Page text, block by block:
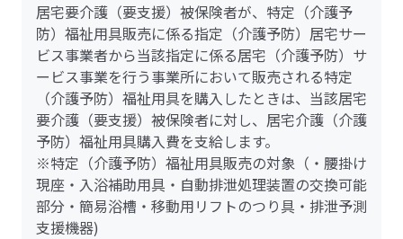
居宅要介護（要支援）被保険者が、特定（介護予
防）福祉用具販売に係る指定（介護予防）居宅サー
ビス事業者から当該指定に係る居宅（介護予防）サ
ービス事業を行う事業所において販売される特定
（介護予防）福祉用具を購入したときは、当該居宅
要介護（要支援）被保険者に対し、居宅介護（介護
予防）福祉用具購入費を支給します。
※特定（介護予防）福祉用具販売の対象（・腰掛け
現座・入浴補助用具・自動排泄処理装置の交換可能
部分・簡易浴槽・移動用リフトのつり具・排泄予測
支援機器)